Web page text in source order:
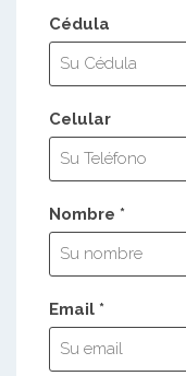
Cédula
Celular
Nombre *
Email *